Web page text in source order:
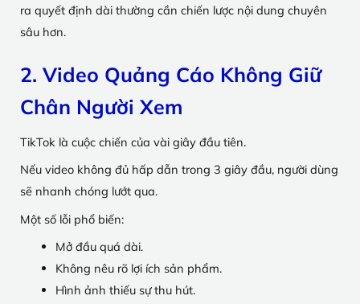
ra quyết định dài thường cần chiến lược nội dung chuyên
sâu hơn.
2. Video Quảng Cáo Không Giữ
Chân Người Xem
TikTok là cuộc chiến của vài giây đầu tiên.
Nếu video không đủ hấp dẫn trong 3 giây đầu, người dùng
sẽ nhanh chóng lướt qua.
Một số lỗi phổ biến:
Mở đầu quá dài.
Không nêu rõ lợi ích sản phẩm.
Hình ảnh thiếu sự thu hút.